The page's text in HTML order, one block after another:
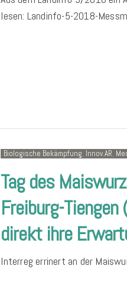
lesen: Landinfo-5-2018-
Biologische Bekämpfung, Innov.AR,
Tag des
Freiburg-
direkt ihre
Interreg errinert an der